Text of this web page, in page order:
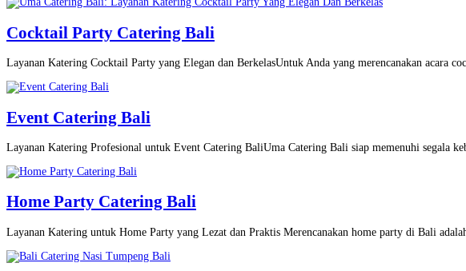
Cocktail Party Catering Bali
Layanan Katering Cocktail Party yang Elegan dan BerkelasUntuk Anda yang merencanakan acara
Event Catering Bali
Layanan Katering Profesional untuk Event Catering BaliUma Catering Bali siap memenuhi segala
Home Party Catering Bali
Layanan Katering untuk Home Party yang Lezat dan Praktis Merencanakan home party di Bali